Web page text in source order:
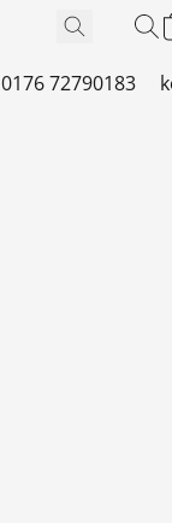
0176 72790183